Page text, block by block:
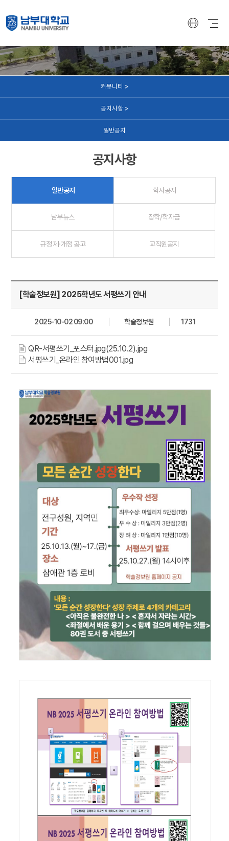
커뮤니티 >
공지사항 >
일반공지
공지사항
일반공지 학사공지
남부뉴스 장학/학자금
규정 제·개정 공고 교직원공지
[학술정보원] 2025학년도 서평쓰기 안내
2025-10-02 09:00 학술정보원 1731
QR-서평쓰기_포스터.jpg(25.10.2).jpg
서평쓰기_온라인 참여방법001.jpg